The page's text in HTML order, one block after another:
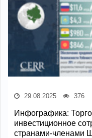
29.08.2025 376
Инфографика:
инвестиционное
странами-членами